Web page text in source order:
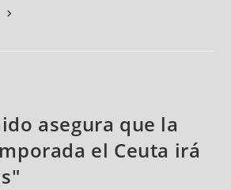
asegura que la
el Ceuta irá